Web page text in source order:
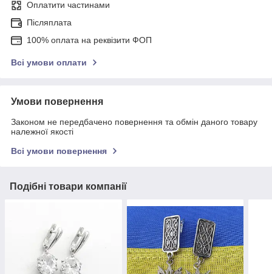
Оплатити частинами
Післяплата
100% оплата на реквізити ФОП
Всі умови оплати
Умови повернення
Законом не передбачено повернення та обмін даного товару
належної якості
Всі умови повернення
Подібні товари компанії